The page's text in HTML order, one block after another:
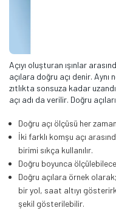
Açıyı oluşturan ışınlar
açılara doğru açı denir.
zıtlıkta sonsuza kadar
açı adı da verilir. Doğru
Doğru açı ölçüsü her
İki farklı komşu açı
birimi sıkça kullanılır.
Doğru boyunca
Doğru açılara örnek
bir yol, saat altıyı
şekil gösterilebilir.